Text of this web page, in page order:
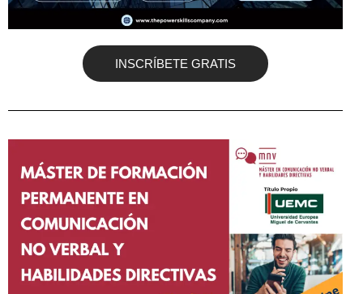
INSCRÍBETE GRATIS